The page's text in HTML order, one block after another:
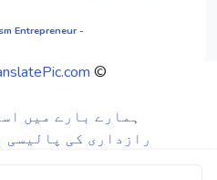
- Maria, Tourism Entrepreneur
© Copyright
ہمارے بارے میں
رازداری کی پالیسی